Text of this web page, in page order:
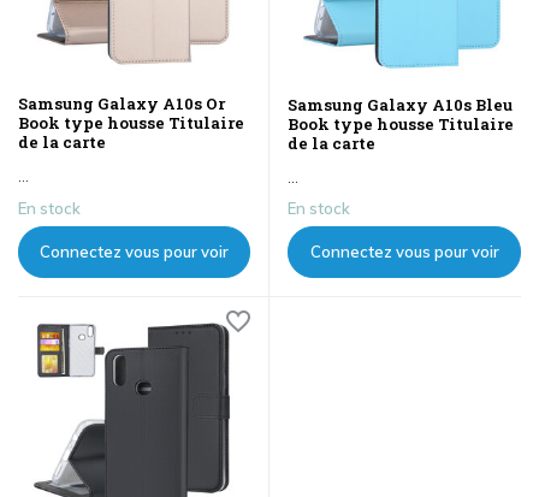
Samsung Galaxy A10s Or
Book type housse Titulaire
de la carte
...
En stock
Connectez vous pour voir
Samsung Galaxy A10s Bleu
Book type housse Titulaire
de la carte
...
En stock
Connectez vous pour voir